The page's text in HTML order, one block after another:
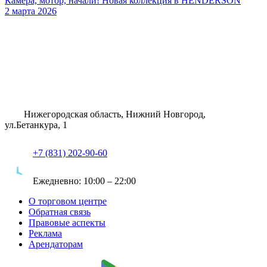
2 марта 2026
Нижегородская область, Нижний Новгород,
ул.Бетанкура, 1
+7 (831) 202-90-60
Ежедневно: 10:00 – 22:00
О торговом центре
Обратная связь
Правовые аспекты
Реклама
Арендаторам